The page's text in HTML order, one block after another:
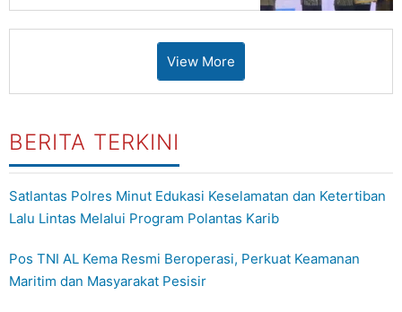
View More
BERITA TERKINI
Satlantas Polres Minut Edukasi Keselamatan dan Ketertiban
Lalu Lintas Melalui Program Polantas Karib
Pos TNI AL Kema Resmi Beroperasi, Perkuat Keamanan
Maritim dan Masyarakat Pesisir